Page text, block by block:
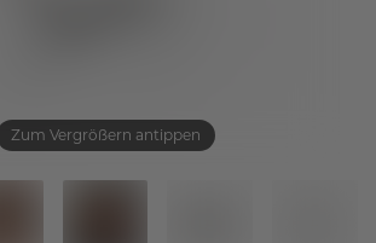
Zum Vergrößern antippen